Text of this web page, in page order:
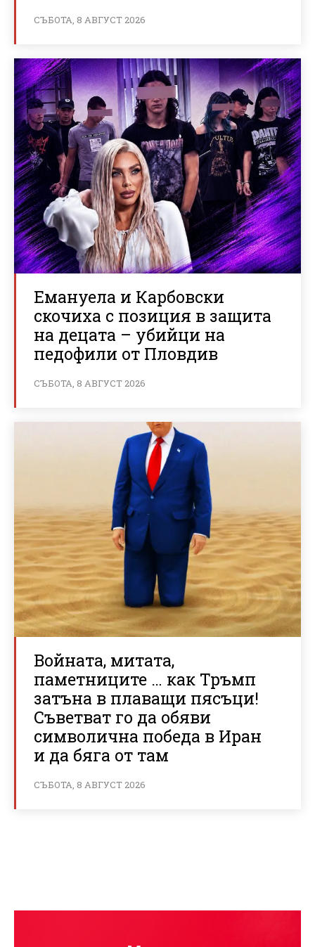
СЪБОТА, 8 АВГУСТ 2026
Емануела и Карбовски
скочиха с позиция в защита
на децата – убийци на
педофили от Пловдив
СЪБОТА, 8 АВГУСТ 2026
Войната, митата,
паметниците … как Тръмп
затъна в плаващи пясъци!
Съветват го да обяви
символична победа в Иран
и да бяга от там
СЪБОТА, 8 АВГУСТ 2026